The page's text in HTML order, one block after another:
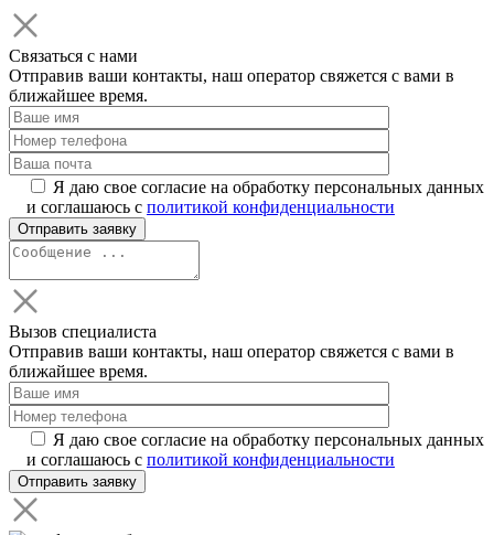
Связаться с нами
Отправив ваши контакты, наш оператор свяжется с вами в
ближайшее время.
Я даю свое согласие на обработку персональных данных
и соглашаюсь с политикой конфиденциальности
Вызов специалиста
Отправив ваши контакты, наш оператор свяжется с вами в
ближайшее время.
Я даю свое согласие на обработку персональных данных
и соглашаюсь с политикой конфиденциальности